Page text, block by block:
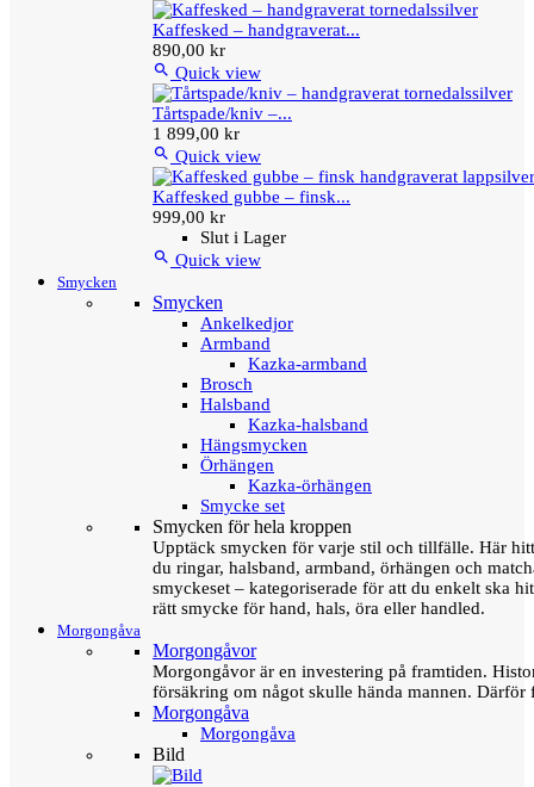
Kaffesked – handgraverat...
890,00 kr
 Quick view
Tårtspade/kniv –...
1 899,00 kr
 Quick view
Kaffesked gubbe – finsk...
999,00 kr
Slut i Lager
 Quick view
Smycken
Smycken
Ankelkedjor
Armband
Kazka-armband
Brosch
Halsband
Kazka-halsband
Hängsmycken
Örhängen
Kazka-örhängen
Smycke set
Smycken för hela kroppen
Upptäck smycken för varje stil och tillfälle. Här
du ringar, halsband, armband, örhängen och
smyckeset – kategoriserade för att du enkelt ska
rätt smycke för hand, hals, öra eller handled.
Morgongåva
Morgongåvor
Morgongåvor är en investering på framtiden.
försäkring om något skulle hända mannen.
Morgongåva
Morgongåva
Bild